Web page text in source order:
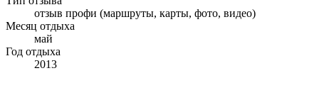
отзыв профи (маршруты, карты, фото, видео)
Месяц отдыха
май
Год отдыха
2013